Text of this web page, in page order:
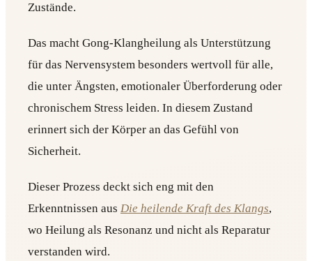
Zustände.
Das macht Gong-Klangheilung als Unterstützung
für das Nervensystem besonders wertvoll für alle,
die unter Ängsten, emotionaler Überforderung oder
chronischem Stress leiden. In diesem Zustand
erinnert sich der Körper an das Gefühl von
Sicherheit.
Dieser Prozess deckt sich eng mit den
Erkenntnissen aus Die heilende Kraft des Klangs,
wo Heilung als Resonanz und nicht als Reparatur
verstanden wird.